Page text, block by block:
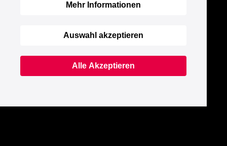
Mehr Informationen
Auswahl akzeptieren
Alle Akzeptieren